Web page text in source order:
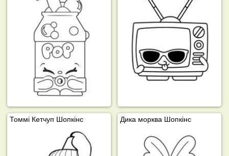
Томмі Кетчуп Шопкінс Дика морква Шопкінс